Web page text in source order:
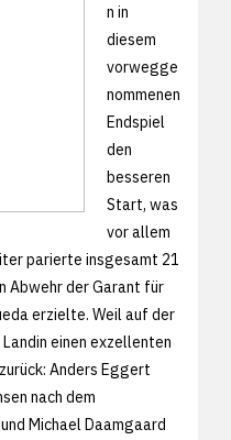
n in
diesem
vorwegge
nommenen
Endspiel
den
besseren
Start, was
vor allem
parierte insgesamt 21
Abwehr der Garant für
erzielte. Weil auf der
einen exzellenten
Anders Eggert
nach dem
Michael Daamgaard